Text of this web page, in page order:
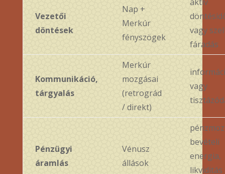
Vezetői
döntések
Nap +
Merkúr
fényszögek
vagy
fáradás
Kommunikáció,
tárgyalás
Merkúr
mozgásai
(retrográd
/ direkt)
vagy
Pénzügyi
áramlás
Vénusz
állások
bevételi
energia,
likviditás